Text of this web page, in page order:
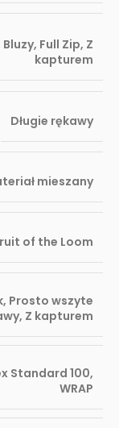
Bluzy, Full Zip, Z
kapturem
Długie rękawy
mieszany
of the Loom
, Prosto wszyte
, Z kapturem
Standard 100,
WRAP